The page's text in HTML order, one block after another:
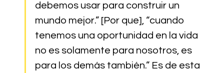
debemos usar para construir un
mundo mejor.” [Por que], “cuando
tenemos una oportunidad en la vida
no es solamente para nosotros, es
para los demás también.” Es de esta